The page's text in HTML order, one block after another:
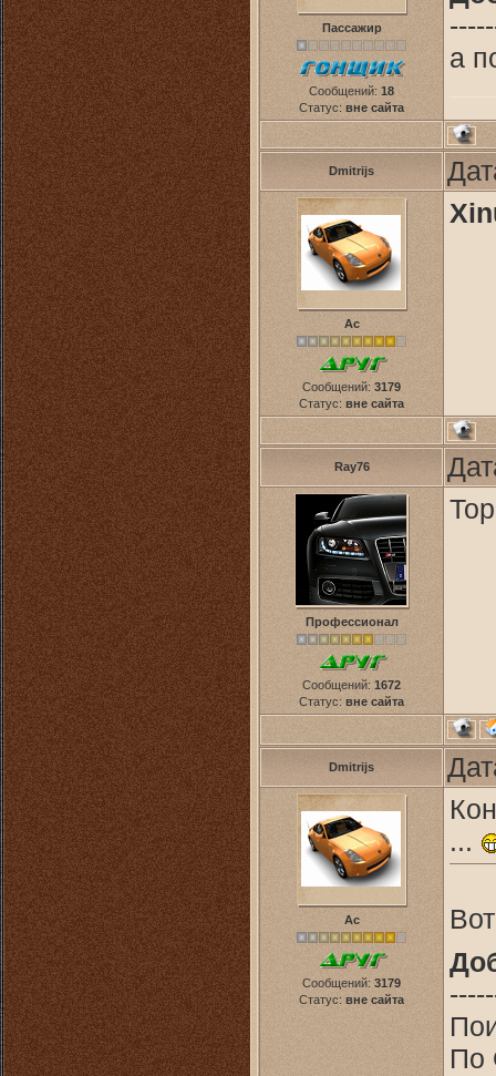
Пассажир
Сообщений: 18
Статус: вне сайта
а
Dmitrijs
Ас
Сообщений: 3179
Статус: вне сайта
Ray76
Профессионал
Сообщений: 1672
Статус: вне сайта
Dmitrijs
Ас
Сообщений: 3179
Статус: вне сайта
...
По